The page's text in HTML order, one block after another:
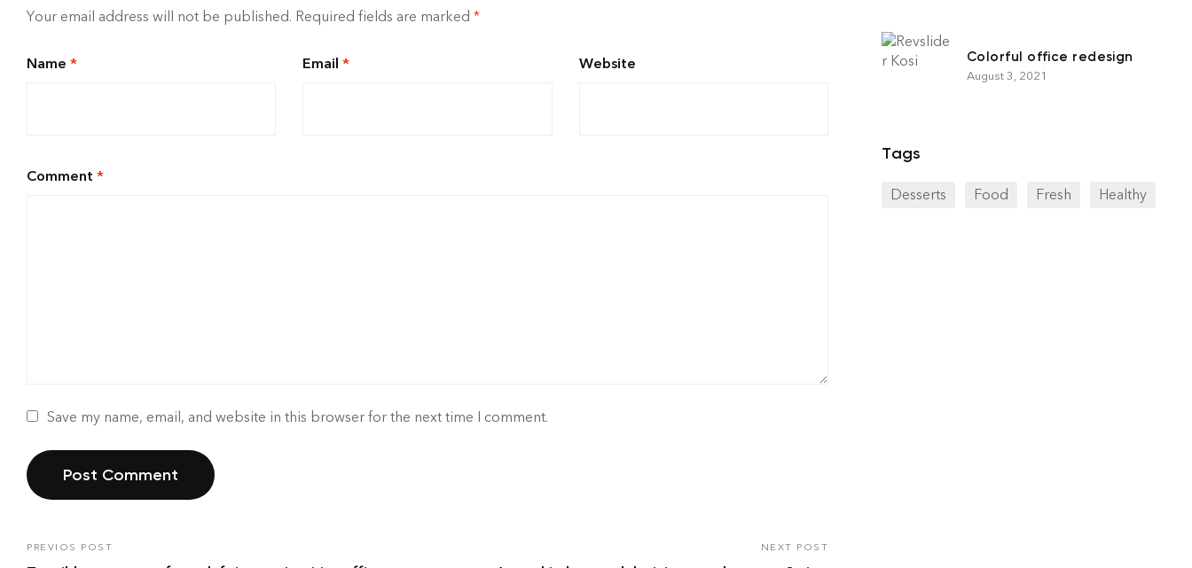
Your email address will not be published. Required fields are marked *
Comment *
Name * Email* Website
Save my name, email, and website in this browser for the next time I comment.
PREVIOS POST NEXT POST
Colorful office redesign
August 3, 2021
Tags
Desserts Food Fresh Healthy